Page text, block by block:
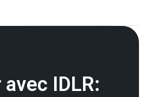
IDLR: